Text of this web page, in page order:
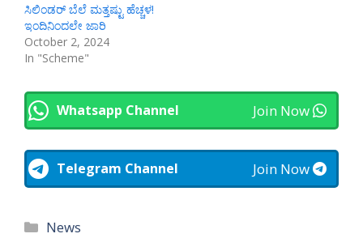
ಸಿಲಿಂಡರ್‌ ಬೆಲೆ ಮತ್ತಷ್ಟು ಹೆಚ್ಚಳ!
ಇಂದಿನಿಂದಲೇ ಜಾರಿ
October 2, 2024
In "Scheme"
Whatsapp Channel Join Now
Telegram Channel Join Now
Categories
News